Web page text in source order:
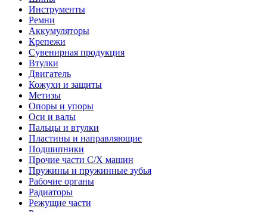
Инструменты
Ремни
Аккумуляторы
Крепежи
Сувенирная продукция
Втулки
Двигатель
Кожухи и защиты
Метизы
Опоры и упоры
Оси и валы
Пальцы и втулки
Пластины и направляющие
Подшипники
Прочие части С/Х машин
Пружины и пружинные зубья
Рабочие органы
Радиаторы
Режущие части